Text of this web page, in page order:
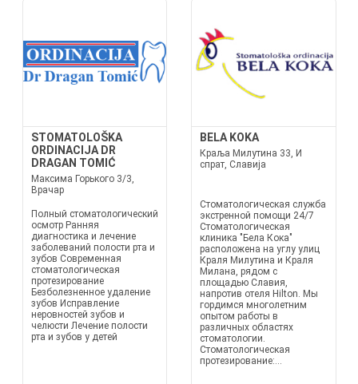
STOMATOLOŠKA
ORDINACIJA DR
DRAGAN TOMIĆ
Максима Горького 3/3,
Врачар
Полный стоматологический
осмотр Ранняя
диагностика и лечение
заболеваний полости рта и
зубов Современная
стоматологическая
протезирование
Безболезненное удаление
зубов Исправление
неровностей зубов и
челюсти Лечение полости
рта и зубов у детей
BELA KOKA
Краља Милутина 33, И
спрат, Славија
Стоматологическая служба
экстренной помощи 24/7
Стоматологическая
клиника "Бела Кока"
расположена на углу улиц
Краля Милутина и Краля
Милана, рядом с
площадью Славия,
напротив отеля Hilton. Мы
гордимся многолетним
опытом работы в
различных областях
стоматологии.
Стоматологическая
протезирование:...